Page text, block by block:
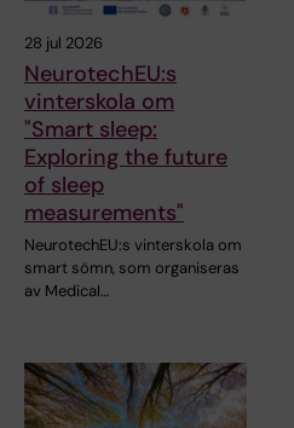
28 jul 2026
NeurotechEU:s
vinterskola om
"Smart sleep:
Exploring the future
of sleep
measurements"
NeurotechEU:s vinterskola om
smart sömn, som organiseras
av Medical…